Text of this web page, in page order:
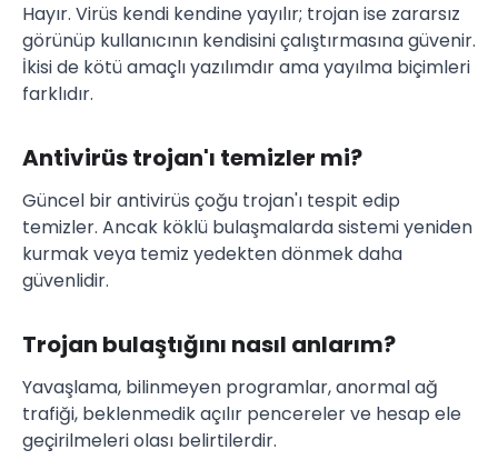
Hayır. Virüs kendi kendine yayılır; trojan ise zararsız
görünüp kullanıcının kendisini çalıştırmasına güvenir.
İkisi de kötü amaçlı yazılımdır ama yayılma biçimleri
farklıdır.
Antivirüs trojan'ı temizler mi?
Güncel bir antivirüs çoğu trojan'ı tespit edip
temizler. Ancak köklü bulaşmalarda sistemi yeniden
kurmak veya temiz yedekten dönmek daha
güvenlidir.
Trojan bulaştığını nasıl anlarım?
Yavaşlama, bilinmeyen programlar, anormal ağ
trafiği, beklenmedik açılır pencereler ve hesap ele
geçirilmeleri olası belirtilerdir.